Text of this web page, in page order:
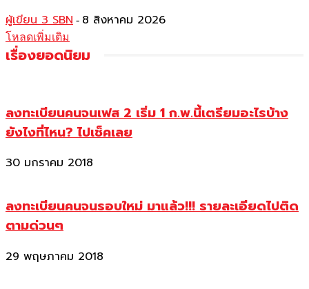
ผู้เขียน 3 SBN - 8 สิงหาคม 2026
โหลดเพิ่มเติม
เรื่องยอดนิยม
ลงทะเบียนคนจนเฟส 2 เริ่ม 1 ก.พ.นี้เตรียมอะไรบ้าง
ยังไงที่ไหน? ไปเช็คเลย
30 มกราคม 2018
ลงทะเบียนคนจนรอบใหม่ มาแล้ว!!! รายละเอียดไปติด
ตามด่วนๆ
29 พฤษภาคม 2018